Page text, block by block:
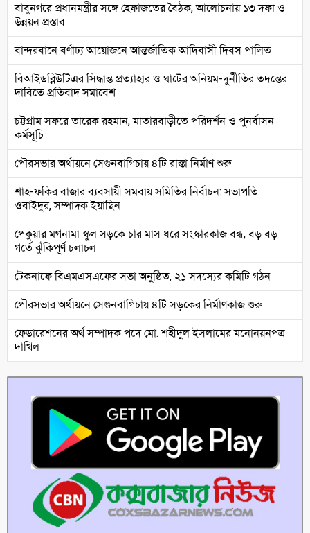
বাবুনগরে প্রধানমন্ত্রীর সঙ্গে হেফাজতের বৈঠক, আলোচনায় ১৩ দফা ও
উন্নয়ন প্রস্তাব
বান্দরবানে বর্ণাঢ্য আয়োজনে আন্তর্জাতিক আদিবাসী দিবস পালিত
বিআইডব্লিউটিএর সিদ্ধান্ত প্রত্যাহার ও ঘাটের অনিয়ম-দুর্নীতির তদন্তের
দাবিতে প্রতিবাদ সমাবেশ
চট্টগ্রাম সফরে তারেক রহমান, মাতারবাড়ীতে পরিদর্শন ও পুনর্বাসন
কর্মসূচি
পৌরসভার অর্থায়নে সেগুনবাগিচায় ৪টি রাস্তা নির্মাণ শুরু
শাহ-ফকির বাজার ব্যবসায়ী সমবায় সমিতির নির্বাচন: সভাপতি
ওবাইদুর, সম্পাদক ইয়াছিন
পেকুয়ার মগনামা স্কুল সড়কে চার মাস ধরে সংস্কারকাজ বন্ধ, বড় বড়
গর্তে ঝুঁকিপূর্ণ চলাচল
টেকনাফে বিএমএসএফের সভা অনুষ্ঠিত, ২১ সদস্যের কমিটি গঠন
পৌরসভার অর্থায়নে সেগুনবাগিচায় ৪টি সড়কের নির্মাণকাজ শুরু
ফেডারেশনের অর্থ সম্পাদক পদে মো. শহীদুল ইসলামের মনোনয়নপত্র
দাখিল